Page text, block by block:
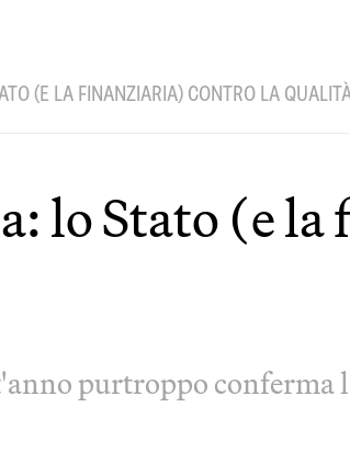
(E LA FINANZIARIA) CONTRO LA
lo Stato (e
purtroppo conferma